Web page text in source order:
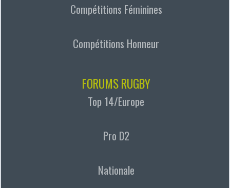
Compétitions Féminines
Compétitions Honneur
FORUMS RUGBY
Top 14/Europe
Pro D2
Nationale